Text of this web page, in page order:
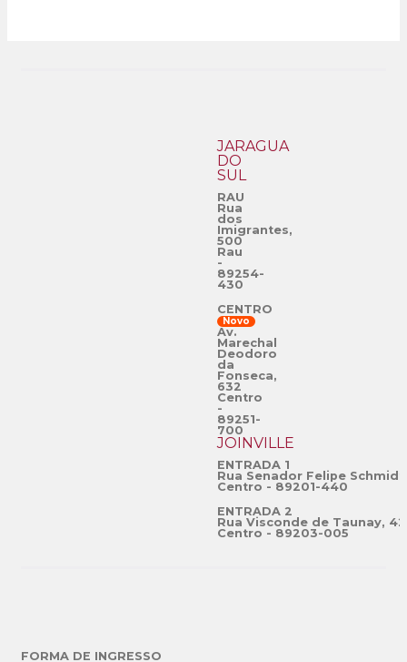
JARAGUÁ
DO
SUL
RAU
Rua
dos
Imigrantes,
500
Rau
-
89254-
430
CENTRO
Novo
Av.
Marechal
Deodoro
da
Fonseca,
632
Centro
-
89251-
700
JOINVILLE
ENTRADA 1
Rua Senador Felipe
Centro - 89201-440
ENTRADA 2
Rua Visconde de Taunay,
Centro - 89203-005
FORMA DE INGRESSO